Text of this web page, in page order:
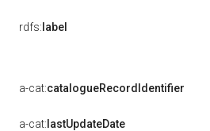
rdfs: label
a-cat:catalogueRecordIdentifier
a-cat: lastUpdateDate